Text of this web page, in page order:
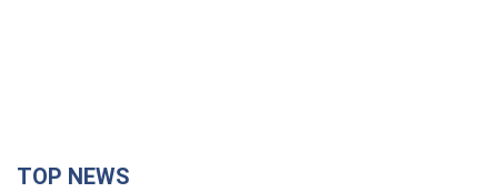
TOP NEWS